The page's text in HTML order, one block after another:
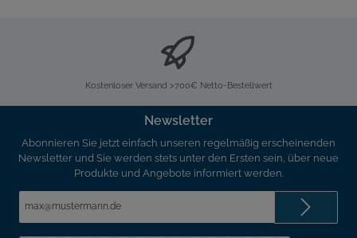
Kostenloser Versand >700€ Netto-Bestellwert
Newsletter
Abonnieren Sie jetzt einfach unseren regelmäßig erscheinenden
Newsletter und Sie werden stets unter den Ersten sein, über neue
Produkte und Angebote informiert werden.